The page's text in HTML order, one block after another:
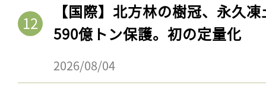
【国際】北方林の樹冠、永久
590億トン保護。初の定量化
2026/08/04